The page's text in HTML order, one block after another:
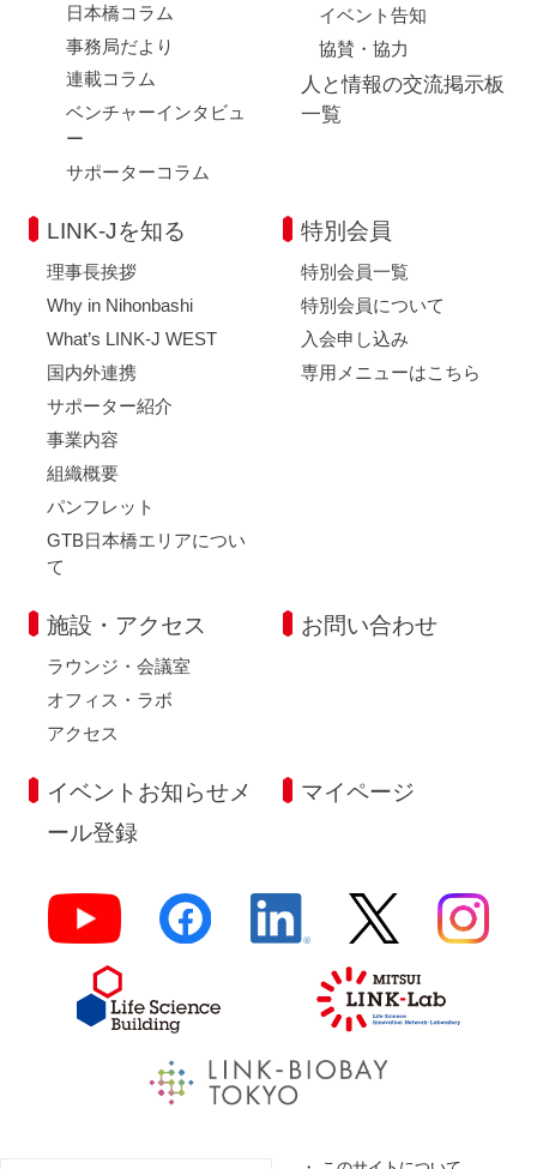
日本橋コラム
事務局だより
連載コラム
ベンチャーインタビュ
ー
サポーターコラム
イベント告知
協賛・協力
人と情報の交流掲示板
一覧
LINK-Jを知る
理事長挨拶
Why in Nihonbashi
What’s LINK-J WEST
国内外連携
サポーター紹介
事業内容
組織概要
パンフレット
GTB日本橋エリアについ
て
特別会員
特別会員一覧
特別会員について
入会申し込み
専用メニューはこちら
施設・アクセス
ラウンジ・会議室
オフィス・ラボ
アクセス
お問い合わせ
イベントお知らせメ
ール登録
マイページ